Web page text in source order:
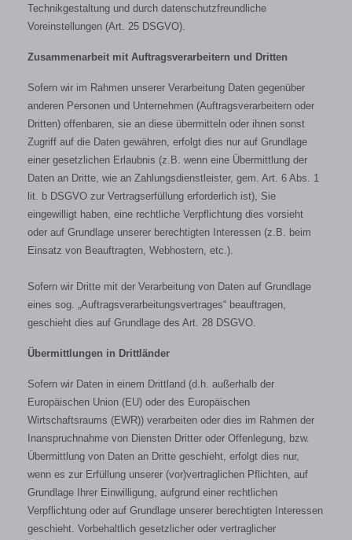
Technikgestaltung und durch datenschutzfreundliche
Voreinstellungen (Art. 25 DSGVO).
Zusammenarbeit mit Auftragsverarbeitern und Dritten
Sofern wir im Rahmen unserer Verarbeitung Daten gegenüber
anderen Personen und Unternehmen (Auftragsverarbeitern oder
Dritten) offenbaren, sie an diese übermitteln oder ihnen sonst
Zugriff auf die Daten gewähren, erfolgt dies nur auf Grundlage
einer gesetzlichen Erlaubnis (z.B. wenn eine Übermittlung der
Daten an Dritte, wie an Zahlungsdienstleister, gem. Art. 6 Abs. 1
lit. b DSGVO zur Vertragserfüllung erforderlich ist), Sie
eingewilligt haben, eine rechtliche Verpflichtung dies vorsieht
oder auf Grundlage unserer berechtigten Interessen (z.B. beim
Einsatz von Beauftragten, Webhostern, etc.).
Sofern wir Dritte mit der Verarbeitung von Daten auf Grundlage
eines sog. „Auftragsverarbeitungsvertrages“ beauftragen,
geschieht dies auf Grundlage des Art. 28 DSGVO.
Übermittlungen in Drittländer
Sofern wir Daten in einem Drittland (d.h. außerhalb der
Europäischen Union (EU) oder des Europäischen
Wirtschaftsraums (EWR)) verarbeiten oder dies im Rahmen der
Inanspruchnahme von Diensten Dritter oder Offenlegung, bzw.
Übermittlung von Daten an Dritte geschieht, erfolgt dies nur,
wenn es zur Erfüllung unserer (vor)vertraglichen Pflichten, auf
Grundlage Ihrer Einwilligung, aufgrund einer rechtlichen
Verpflichtung oder auf Grundlage unserer berechtigten Interessen
geschieht. Vorbehaltlich gesetzlicher oder vertraglicher